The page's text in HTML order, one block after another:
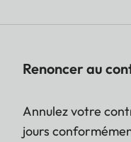
Renoncer au
Annulez votre
jours